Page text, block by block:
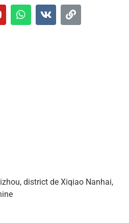
district de Xiqiao Nanhai,